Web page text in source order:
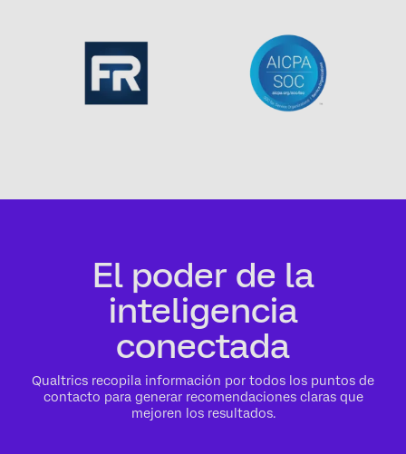
El poder de la
inteligencia
conectada
Qualtrics recopila información por todos los puntos de
contacto para generar recomendaciones claras que
mejoren los resultados.